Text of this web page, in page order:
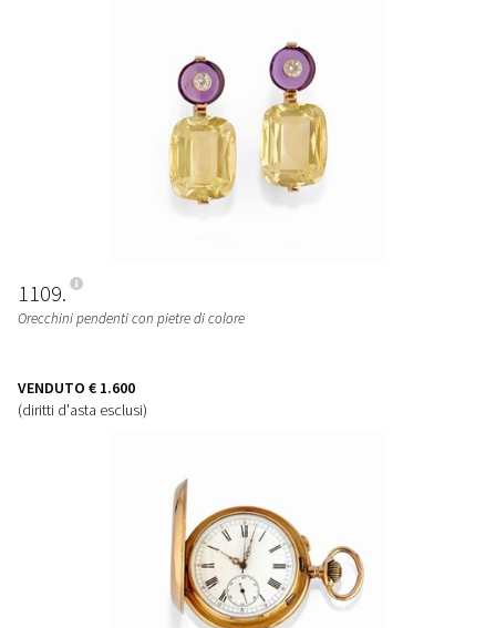
1109
Orecchini pendenti con pietre di colore
VENDUTO € 1.600
(diritti d'asta esclusi)